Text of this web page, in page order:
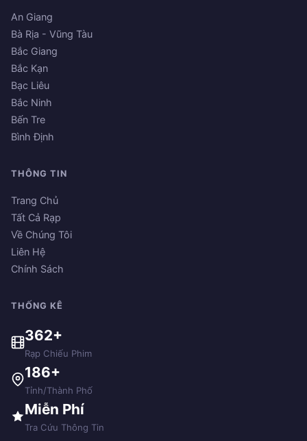
An Giang
Bà Rịa - Vũng Tàu
Bắc Giang
Bắc Kạn
Bạc Liêu
Bắc Ninh
Bến Tre
Bình Định
THÔNG TIN
Trang Chủ
Tất Cả Rạp
Về Chúng Tôi
Liên Hệ
Chính Sách
THỐNG KÊ
362+
Rạp Chiếu Phim
186+
Tỉnh/Thành Phố
Miễn Phí
Tra Cứu Thông Tin